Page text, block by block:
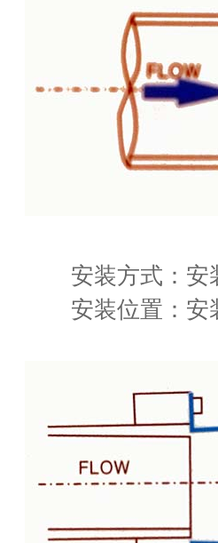
安装方式：安
安装位置：安